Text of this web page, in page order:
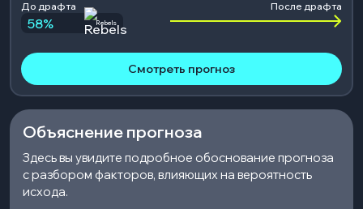
До драфта После драфта
58% Rebels
Смотреть прогноз
Объяснение прогноза
Здесь вы увидите подробное обоснование прогноза
с разбором факторов, влияющих на вероятность
исхода.